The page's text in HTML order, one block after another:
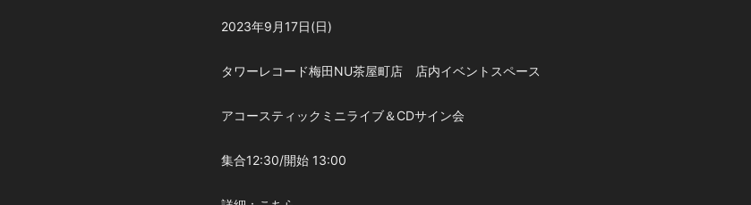
2023年9月17日(日)
タワーレコード梅田NU茶屋町店 店内イベントスペース
アコースティックミニライブ＆CDサイン会
集合12:30/開始 13:00